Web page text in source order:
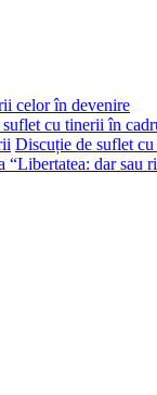
celor în devenire
cu tinerii în
Discuție de suflet
“Libertatea: dar sau